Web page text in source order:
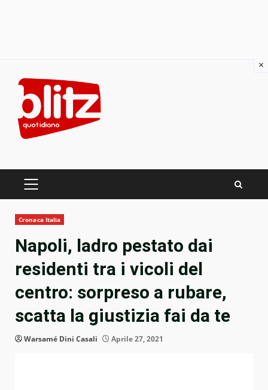
content
PRIMARY
Cronaca Italia
Napoli, ladro pestato dai
residenti tra i vicoli del
centro: sorpreso a rubare,
scatta la giustizia fai da te
Warsamé Dini Casali Aprile 27, 2021
×